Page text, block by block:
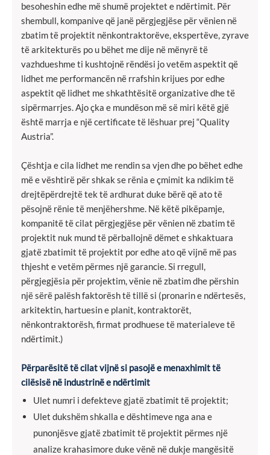
besoheshin edhe më shumë projektet e ndërtimit. Për
shembull, kompanive që janë përgjegjëse për vënien në
zbatim të projektit nënkontraktorëve, ekspertëve, zyrave
të arkitekturës po u bëhet me dije në mënyrë të
vazhdueshme ti kushtojnë rëndësi jo vetëm aspektit që
lidhet me performancën në rrafshin krijues por edhe
aspektit që lidhet me shkathtësitë organizative dhe të
sipërmarrjes. Ajo çka e mundëson më së miri këtë gjë
është marrja e një certificate të lëshuar prej “Quality
Austria”.
Çështja e cila lidhet me rendin sa vjen dhe po bëhet edhe
më e vështirë për shkak se rënia e çmimit ka ndikim të
drejtëpërdrejtë tek të ardhurat duke bërë që ato të
pësojnë rënie të menjëhershme. Në këtë pikëpamje,
kompanitë të cilat përgjegjëse për vënien në zbatim të
projektit nuk mund të përballojnë dëmet e shkaktuara
gjatë zbatimit të projektit por edhe ato që vijnë më pas
thjesht e vetëm përmes një garancie. Si rregull,
përgjegjësia për projektim, vënie në zbatim dhe përshin
një sërë palësh faktorësh të tillë si (pronarin e ndërtesës,
arkitektin, hartuesin e planit, kontraktorët,
nënkontraktorësh, firmat prodhuese të materialeve të
ndërtimit.)
Përparësitë të cilat vijnë si pasojë e menaxhimit të
cilësisë në industrinë e ndërtimit
Ulet numri i defekteve gjatë zbatimit të projektit;
Ulet dukshëm shkalla e dështimeve nga ana e
punonjësve gjatë zbatimit të projektit përmes një
analize krahasimore duke vënë në dukje mangësitë